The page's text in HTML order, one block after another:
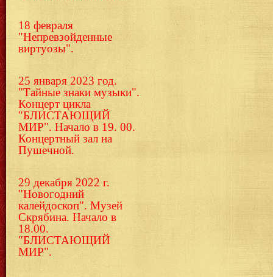
18 февраля
"Непревзойденные
виртуозы".
25 января 2023 год.
"Тайные знаки музыки".
Концерт цикла
"БЛИСТАЮЩИЙ
МИР". Начало в 19. 00.
Концертный зал на
Пушечной.
29 декабря 2022 г.
"Новогодний
калейдоскоп". Музей
Скрябина. Начало в
18.00.
"БЛИСТАЮЩИЙ
МИР".